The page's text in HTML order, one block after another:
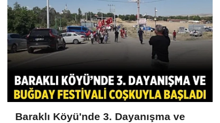
Baraklı Köyü'nde 3. Dayanışma ve